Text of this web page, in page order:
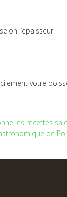
l’épaisseur.
votre
les recettes
de